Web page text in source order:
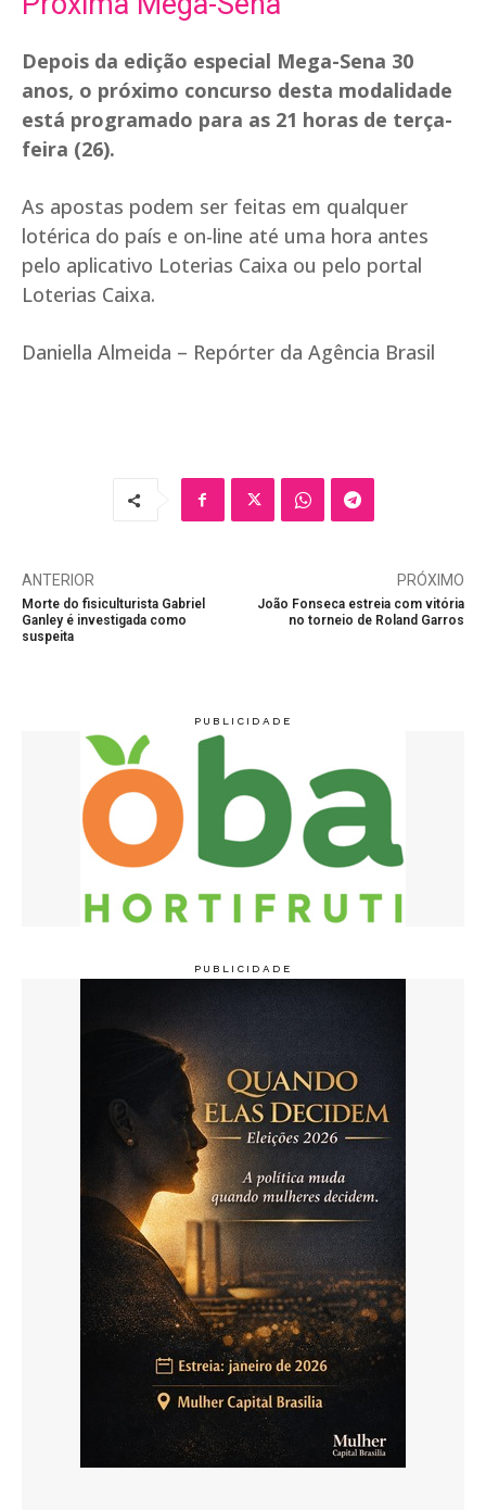
Depois da edição especial Mega-Sena 30
anos, o próximo concurso desta modalidade
está programado para as 21 horas de terça-
feira (26).
As apostas podem ser feitas em qualquer
lotérica do país e on-line até uma hora antes
pelo aplicativo Loterias Caixa ou pelo portal
Loterias Caixa.
Daniella Almeida – Repórter da Agência Brasil
ANTERIOR
Morte do fisiculturista Gabriel
Ganley é investigada como
suspeita
PRÓXIMO
João Fonseca estreia com vitória
no torneio de Roland Garros